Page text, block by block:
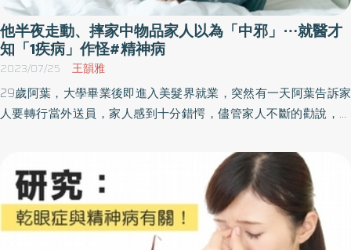
他半夜走動、摔家中物品家人以為「中邪」⋯就醫才
知「1疾病」作怪#精神病
2023/07/25 王韻雅
29歲阿葉，大學畢業後即進入美髮界就業，突然有一天阿葉告訴家
人要轉行當外送員，家人感到十分錯愕，儘管家人不斷的勸說，阿
共同用餐，平常都自行購買外食，回到家中就馬上將自己鎖在房間
裡，也不和家人互動⋯